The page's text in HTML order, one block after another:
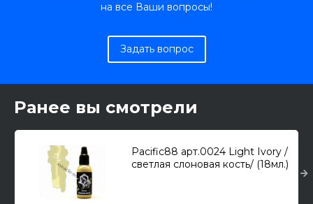
на все Ваши вопросы!
Задать вопрос
Ранее вы смотрели
Pacific88 арт.0024 Light Ivory /
светлая слоновая кость/ (18мл.)